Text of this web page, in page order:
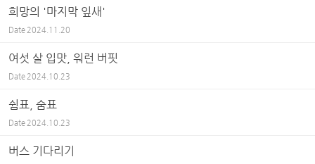
희망의 '마지막 잎새'
Date 2024.11.20
여섯 살 입맛, 워런 버핏
Date 2024.10.23
쉼표, 숨표
Date 2024.10.23
버스 기다리기